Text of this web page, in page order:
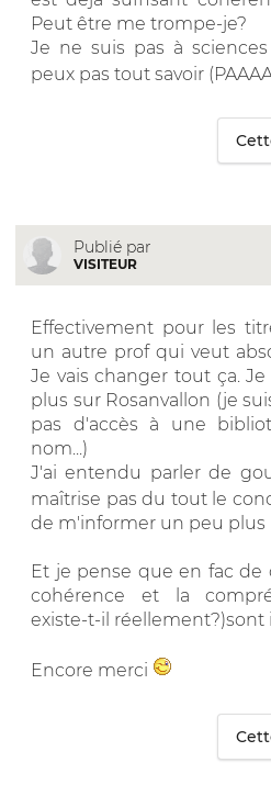
Peut être me trompe-je?
Je ne suis pas à
peux pas tout savoir
Publié par
VISITEUR
Effectivement pour les
un autre prof qui veut
Je vais changer tout ça.
plus sur Rosanvallon (je
pas d'accès à une
nom...)
J'ai entendu parler de
maîtrise pas du tout le
de m'informer un peu plus
Et je pense que en fac de
cohérence et la
existe-t-il réellement?)sont
Encore merci